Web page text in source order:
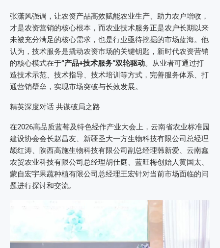
张潇风强调，让农资产品高效赋能农业生产、助力农户增收，
才是农资营销的核心根本，而农业技术服务正是农户长期以来
未被充分满足的核心需求，也是行业亟待挖掘的市场蓝海。他
认为，技术服务是撬动农资市场的关键钥匙，新时代农资营销
的核心模式在于“产品+技术服务”双轮驱动。从业者可通过打
造技术示范、技术指导、技术培训等方式，完善服务体系、打
通营销壁垒，实现市场突破与长效发展。
精英深度对话 共谋破局之路
在2026高品质蓝莓及特色经作产业大会上，云南省农业标准园
建设协会会长赵昌友、新疆圣大一方生物科技有限公司总经理
颉红涛、陕西高施生物科技有限公司副总经理韩新爱、云南鑫
农贸农业科技有限公司总经理胡仕庭、蓝旺梅创始人黄国太、
蒙自宏宇果蔬种植有限公司总经理王宏针对当前市场面临的问
题进行探讨和交流。